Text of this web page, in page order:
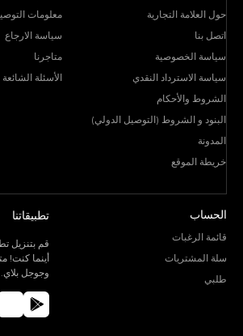
حول العلامة التجارية
اتصل بنا
سياسة الخصوصية
سياسة الاسترداد النقدي
الشروط والأحكام
البنود و الشروط (التوصيل الدولي)
المدونة
خريطة الموقع
معلومات
سياسة الارجاع
متاجرنا
الأسئلة الشائعة
الحساب
قائمة الرغبات
سلة المشتريات
طلبي
تطبيقاتنا
قم بتنزيل
أينما كنت!
وجوجل بلاي.